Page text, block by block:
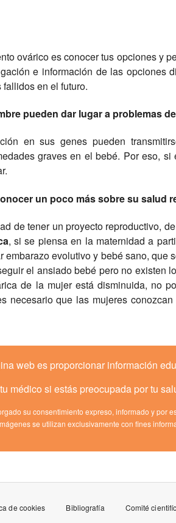
ovárico es conocer tus opciones y
e información de las opciones
en el futuro.
pueden dar lugar a problemas
en sus genes pueden
graves en el bebé. Por eso,
un poco más sobre su salud
de tener un proyecto reproductivo,
, si se piensa en la maternidad a
embarazo evolutivo y bebé sano, que
el ansiado bebé pero no existen
de la mujer está disminuida, no
necesario que las mujeres
web es proporcionar información
médico si estás preocupada por tu
su consentimiento expreso, informado y por
se utilizan exclusivamente con fines
de cookies Bibliografía Comité